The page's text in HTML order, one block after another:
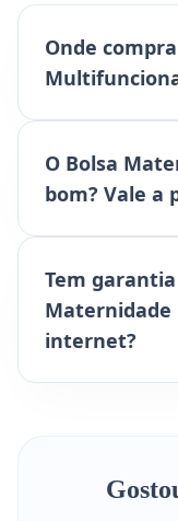
Onde
O Bolsa
bom? Vale a
Tem
internet?